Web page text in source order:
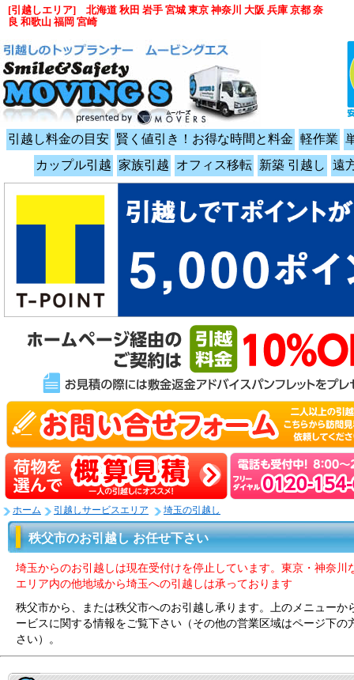
引越し料金の目安 賢く値引き！お得な時間と料金 軽作業
カップル引越 家族引越 オフィス移転 新築 引越し 遠
ホーム 引越しサービスエリア 埼玉の引越し
秩父市のお引越し お任せ下さい
埼玉からのお引越しは現在受付けを停止しています。東京・神奈川
エリア内の他地域から埼玉への引越しは承っております
秩父市から、または秩父市へのお引越し承ります。上のメニューか
ービスに関する情報をご覧下さい（その他の営業区域はページ下の
さい）。
[引越しエリア] 北海道 秋田 岩手 宮城 東京 神奈川 大阪 兵庫 京都 奈
良 和歌山 福岡 宮崎